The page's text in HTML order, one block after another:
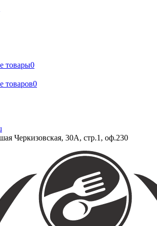
товары0
товаров0
Черкизовская, 30А, стр.1, оф.230